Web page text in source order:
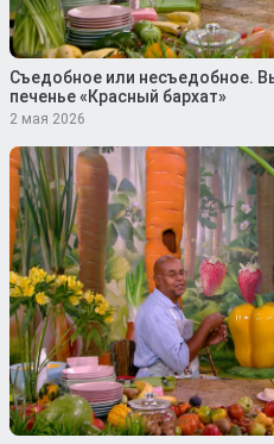
Съедобное или несъедобное.
печенье «Красный бархат»
2 мая 2026